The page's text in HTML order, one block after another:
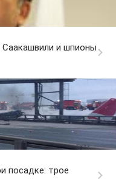
Саакашвили и шпионы
посадке: трое